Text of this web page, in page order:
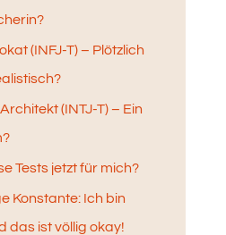
(INFJ-T) – Plötzlich
(INTJ-T) – Ein
Tests jetzt für mich?
Konstante: Ich bin
das ist völlig okay!